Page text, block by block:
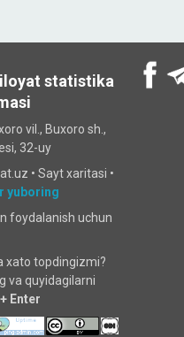
statistika
vil., Buxoro sh.,
32-uy
• Sayt xaritasi •
yuboring
foydalanish uchun
xato topdingizmi?
va quyidagilarni
Enter